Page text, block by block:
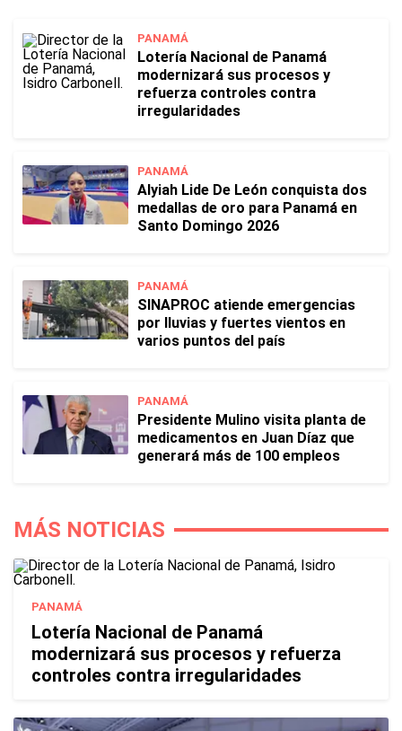
PANAMÁ
Lotería Nacional de Panamá
modernizará sus procesos y
refuerza controles contra
irregularidades
PANAMÁ
Alyiah Lide De León conquista dos
medallas de oro para Panamá en
Santo Domingo 2026
PANAMÁ
SINAPROC atiende emergencias
por lluvias y fuertes vientos en
varios puntos del país
PANAMÁ
Presidente Mulino visita planta de
medicamentos en Juan Díaz que
generará más de 100 empleos
MÁS NOTICIAS
PANAMÁ
Lotería Nacional de Panamá
modernizará sus procesos y refuerza
controles contra irregularidades